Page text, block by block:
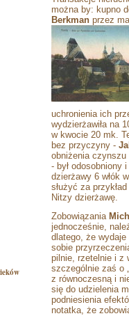
można by: kupno
Berkman przez
uchronienia ich
wydzierżawiła na
w kwocie 20 mk.
bez przyczyny -
obniżenia czynszu
- był odosobniony
dzierżawy 6 włók
służyć za
Nitzy dzierżawę.
Zobowiązania
jednocześnie,
dlatego, że wydaje
sobie
pilnie, rzetelnie i z
szczególnie zaś o
z równoczesną i
się do udzielenia
podniesienia
notatka, że